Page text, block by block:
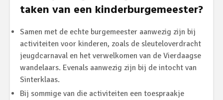
taken van een kinderburgemeester?
Samen met de echte burgemeester aanwezig zijn bij
activiteiten voor kinderen, zoals de sleuteloverdracht
jeugdcarnaval en het verwelkomen van de Vierdaagse
wandelaars. Evenals aanwezig zijn bij de intocht van
Sinterklaas.
Bij sommige van die activiteiten een toespraakje